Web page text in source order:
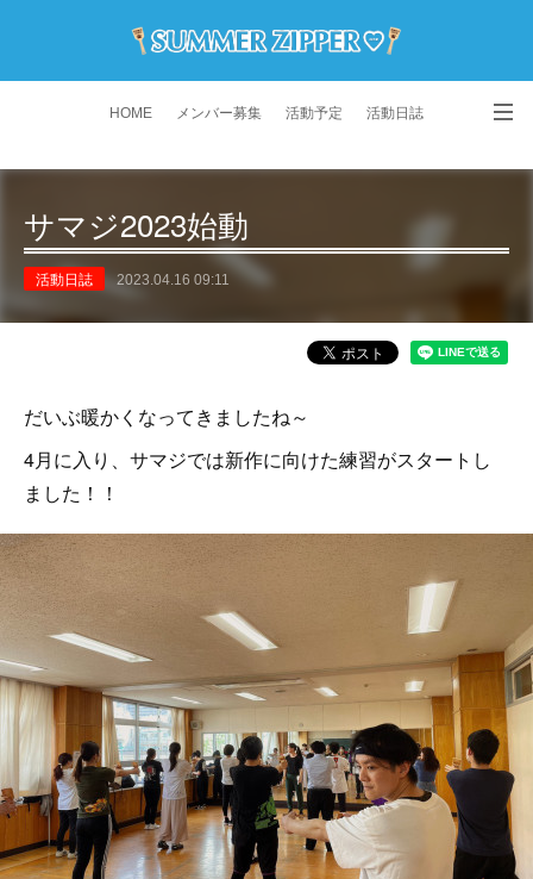
HOME メンバー募集 活動予定 活動日誌
演舞動画 よくある質問 Instagram
サマジ2023始動
活動日誌 2023.04.16 09:11
だいぶ暖かくなってきましたね～
4月に入り、サマジでは新作に向けた練習がスタートし
ました！！